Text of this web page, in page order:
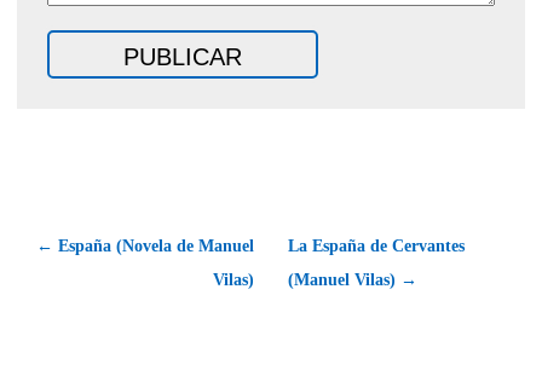
← España (Novela de Manuel
Vilas)
La España de Cervantes
(Manuel Vilas) →